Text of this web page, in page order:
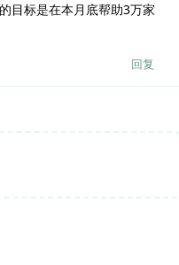
目标是在本月底帮助3万家
回复